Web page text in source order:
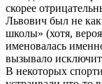
скорее
Львович был не
школы» (хотя,
именовалась
вызывало
В некоторых